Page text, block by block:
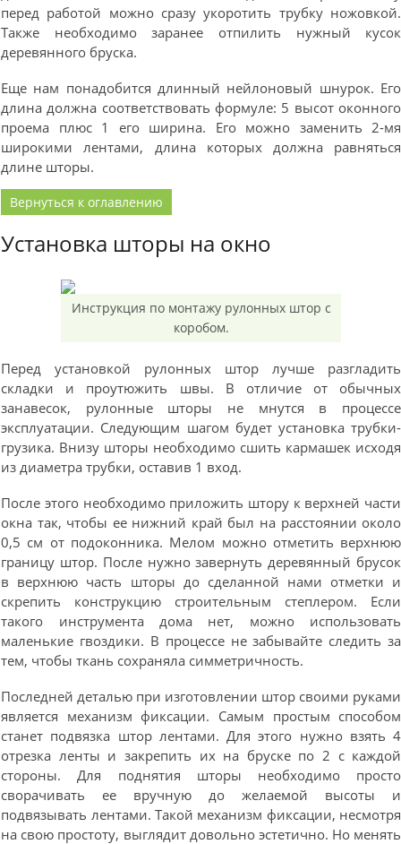
перед работой можно сразу укоротить трубку ножовкой.
Также необходимо заранее отпилить нужный кусок
деревянного бруска.
Еще нам понадобится длинный нейлоновый шнурок. Его
длина должна соответствовать формуле: 5 высот оконного
проема плюс 1 его ширина. Его можно заменить 2-мя
широкими лентами, длина которых должна равняться
длине шторы.
Вернуться к оглавлению
Установка шторы на окно
Инструкция по монтажу рулонных штор с
коробом.
Перед установкой рулонных штор лучше разгладить
складки и проутюжить швы. В отличие от обычных
занавесок, рулонные шторы не мнутся в процессе
эксплуатации. Следующим шагом будет установка трубки-
грузика. Внизу шторы необходимо сшить кармашек исходя
из диаметра трубки, оставив 1 вход.
После этого необходимо приложить штору к верхней части
окна так, чтобы ее нижний край был на расстоянии около
0,5 см от подоконника. Мелом можно отметить верхнюю
границу штор. После нужно завернуть деревянный брусок
в верхнюю часть шторы до сделанной нами отметки и
скрепить конструкцию строительным степлером. Если
такого инструмента дома нет, можно использовать
маленькие гвоздики. В процессе не забывайте следить за
тем, чтобы ткань сохраняла симметричность.
Последней деталью при изготовлении штор своими руками
является механизм фиксации. Самым простым способом
станет подвязка штор лентами. Для этого нужно взять 4
отрезка ленты и закрепить их на бруске по 2 с каждой
стороны. Для поднятия шторы необходимо просто
сворачивать ее вручную до желаемой высоты и
подвязывать лентами. Такой механизм фиксации, несмотря
на свою простоту, выглядит довольно эстетично. Но менять